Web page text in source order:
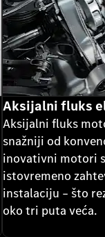
Aksijalni fluks
Aksijalni fluks
snažniji od
inovativni motori
istovremeno
instalaciju – što
oko tri puta veća.